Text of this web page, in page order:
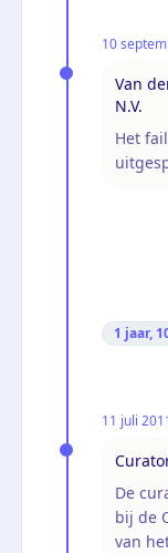
10
Van
N.V.
Het
1 jaar,
11 juli
De
bij de
van